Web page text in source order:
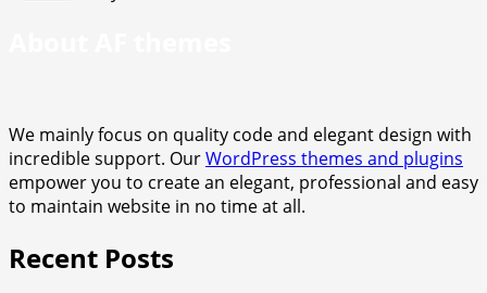
We mainly focus on quality code and elegant design with
incredible support. OurWordPress themes and plugins
empower you to create an elegant, professional and easy
to maintain website in no time at all.
Recent Posts